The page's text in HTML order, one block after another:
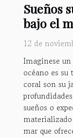
Sueños
bajo el
12 de
Imagínese
océano es
coral son su
sueños o
mar que